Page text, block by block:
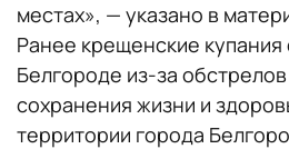
местах», — указано в
Ранее крещенские купания
Белгороде из-за
сохранения жизни и
территории города